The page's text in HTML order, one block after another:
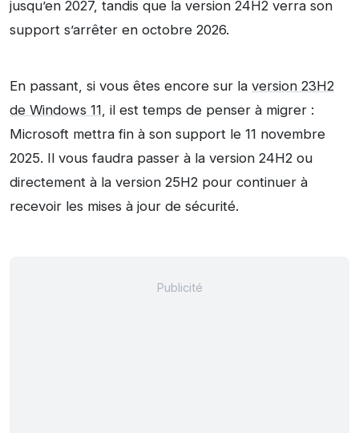
jusqu’en 2027, tandis que la version 24H2 verra son
support s’arrêter en octobre 2026.
En passant, si vous êtes encore sur la version 23H2
de Windows 11, il est temps de penser à migrer :
Microsoft mettra fin à son support le 11 novembre
2025. Il vous faudra passer à la version 24H2 ou
directement à la version 25H2 pour continuer à
recevoir les mises à jour de sécurité.